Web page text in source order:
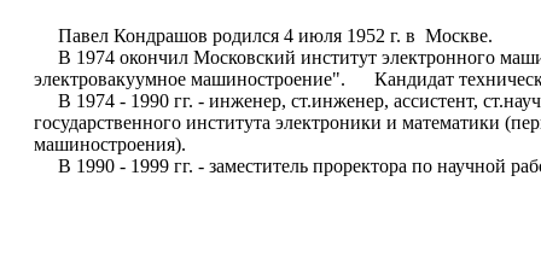
Павел Кондрашов родился 4 июля 1952 г. в Москве.
В 1974 окончил Московский институт электронного
электровакуумное машиностроение". Кандидат
В 1974 - 1990 гг. - инженер, ст.инженер, ассистент,
государственного института электроники и математики
машиностроения).
В 1990 - 1999 гг. - заместитель проректора по научной